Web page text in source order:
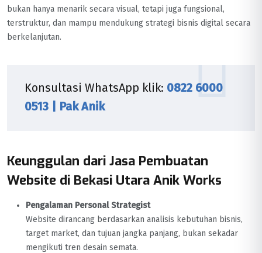
bukan hanya menarik secara visual, tetapi juga fungsional,
terstruktur, dan mampu mendukung strategi bisnis digital secara
berkelanjutan.
Konsultasi WhatsApp klik: 0822 6000
0513 | Pak Anik
Keunggulan dari Jasa Pembuatan
Website di Bekasi Utara Anik Works
Pengalaman Personal Strategist
Website dirancang berdasarkan analisis kebutuhan bisnis,
target market, dan tujuan jangka panjang, bukan sekadar
mengikuti tren desain semata.